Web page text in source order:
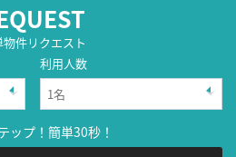
物件リクエスト
利用人数
ップ！簡単30秒！